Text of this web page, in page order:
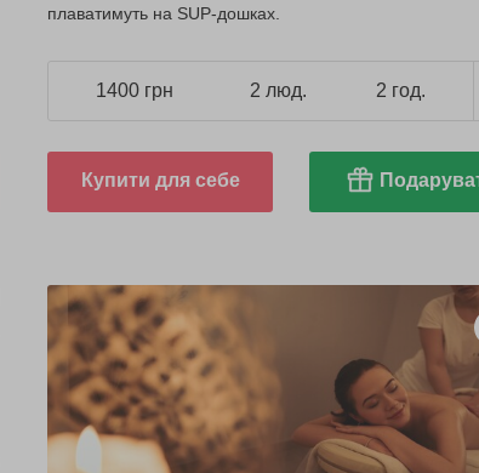
плаватимуть на SUP-дошках.
1400 грн 2 люд. 2 год.
Купити для себе